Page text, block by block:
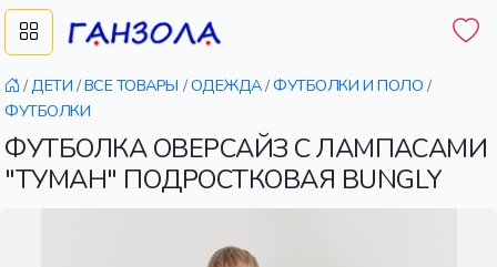
/ДЕТИ /ВСЕ ТОВАРЫ /ОДЕЖДА/ФУТБОЛКИ И ПОЛО /
ФУТБОЛКИ
ФУТБОЛКА ОВЕРСАЙЗ С ЛАМПАСАМИ
"ТУМАН" ПОДРОСТКОВАЯ BUNGLY